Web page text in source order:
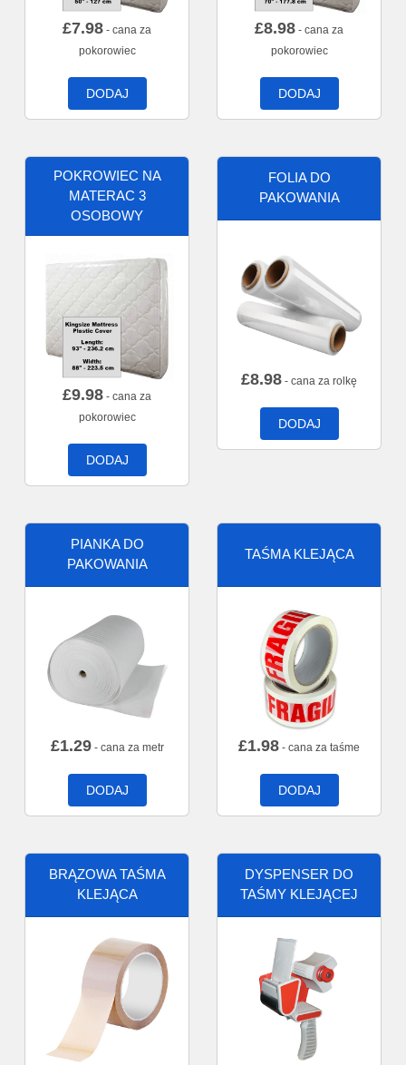
£7.98 - cana za
pokorowiec
DODAJ
£8.98 - cana za
pokorowiec
DODAJ
POKROWIEC NA
MATERAC 3
OSOBOWY
£9.98 - cana za
pokorowiec
DODAJ
FOLIA DO
PAKOWANIA
£8.98 - cana za rolkę
DODAJ
PIANKA DO
PAKOWANIA
£1.29- cana za metr
DODAJ
TAŚMA KLEJĄCA
£1.98 - cana za taśme
DODAJ
BRĄZOWA TAŚMA
KLEJĄCA
DYSPENSER DO
TAŚMY KLEJĄCEJ